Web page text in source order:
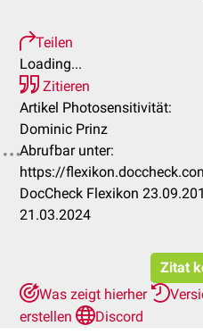
Teilen
Loading...
Zitieren
Artikel Photosensitivität:
Dominic Prinz
Abrufbar unter:
https://
DocCheck Flexikon
21.03.2024
Zitat
Was zeigt hierher
erstellen
Discord